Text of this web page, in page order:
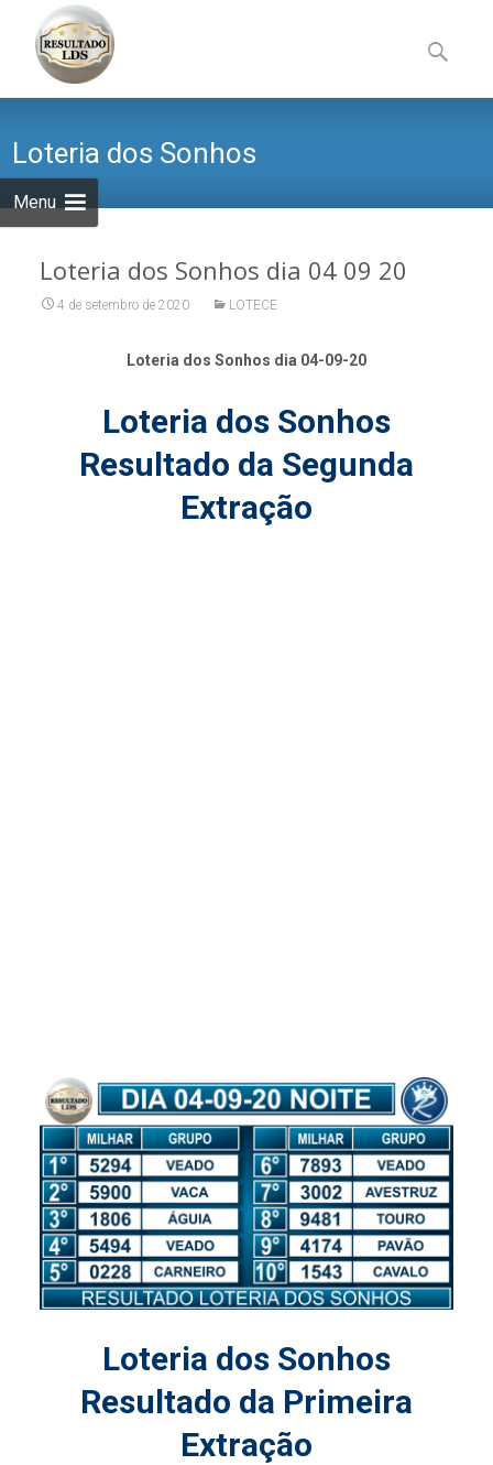
Menu
to
content
por:
Loteria dos Sonhos
Loteria dos Sonhos dia 04 09 20
4 de setembro de 2020 LOTECE
Loteria dos Sonhos dia 04-09-20
Loteria dos Sonhos
Resultado da Segunda
Extração
Loteria dos Sonhos
Resultado da Primeira
Extração